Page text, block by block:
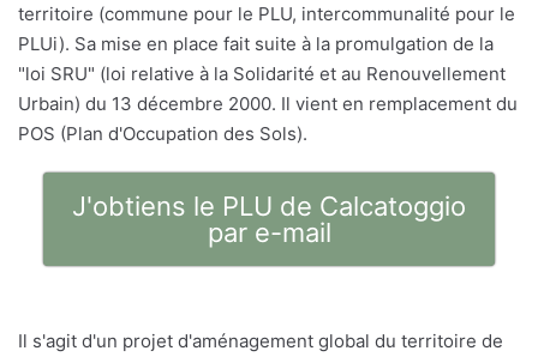
territoire (commune pour le PLU, intercommunalité pour le
PLUi). Sa mise en place fait suite à la promulgation de la
"loi SRU" (loi relative à la Solidarité et au Renouvellement
Urbain) du 13 décembre 2000. Il vient en remplacement du
POS (Plan d'Occupation des Sols).
J'obtiens le PLU de Calcatoggio
par e-mail
Il s'agit d'un projet d'aménagement global du territoire de